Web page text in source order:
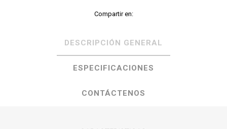
Compartir en:
DESCRIPCIÓN GENERAL
ESPECIFICACIONES
CONTÁCTENOS